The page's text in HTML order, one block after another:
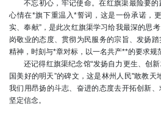
不忘初心，牢记使命。在红旗渠最险要
心情在*旗下重温入*誓词，这是一份承诺，
实、奉献”，是此次红旗渠学习给我最深的思
岗敬业的态度、贯彻为民服务的宗旨、发扬
精神，时刻与*章对标，以一名共产**的要求规
还记得红旗渠纪念馆“发扬自力更生、创
国美好的明天”的碑文，这是林州人民"敢教
我们用昂扬的斗志、奋进的态度去开拓创新
坚定信念。